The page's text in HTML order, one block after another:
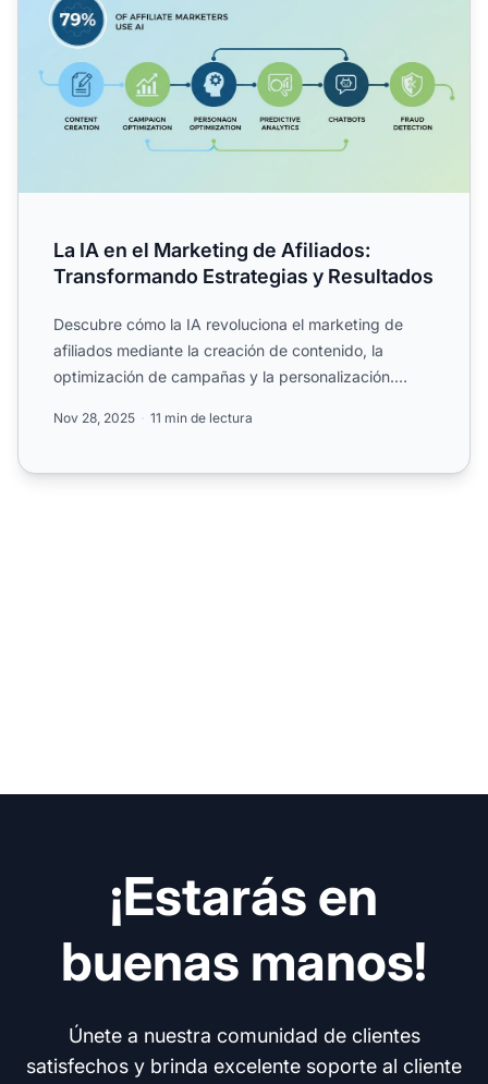
La IA en el Marketing de Afiliados:
Transformando Estrategias y Resultados
Descubre cómo la IA revoluciona el marketing de
afiliados mediante la creación de contenido, la
optimización de campañas y la personalización.
Nov 28, 2025 11 min de lectura
¡Estarás en
buenas manos!
Únete a nuestra comunidad de clientes
satisfechos y brinda excelente soporte al cliente